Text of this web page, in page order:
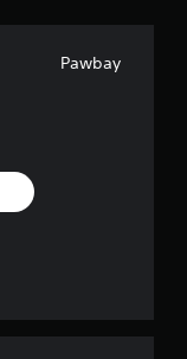
Pawbay